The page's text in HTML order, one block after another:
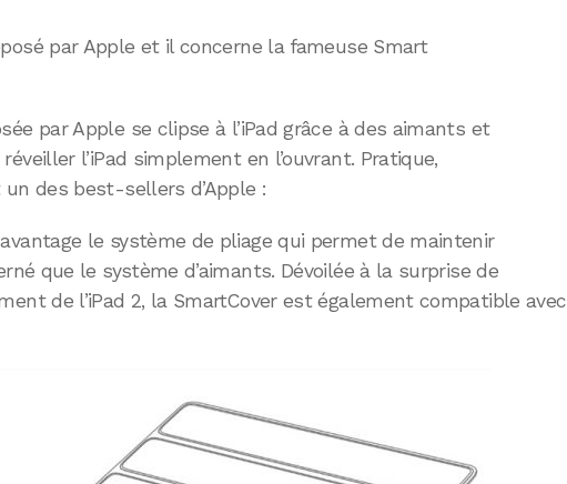
par Apple et il concerne la fameuse Smart
par Apple se clipse à l’iPad grâce à des aimants et
l’iPad simplement en l’ouvrant. Pratique,
des best-sellers d’Apple :
le système de pliage qui permet de maintenir
que le système d’aimants. Dévoilée à la surprise de
de l’iPad 2, la SmartCover est également compatible avec